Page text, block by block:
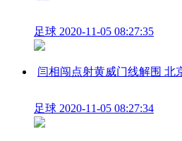
足球 2020-11-05 08:27:35
闫相闯点射黄威门线解围 北
足球 2020-11-05 08:27:34